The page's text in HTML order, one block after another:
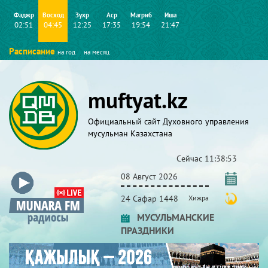
Фаджр
02:51
Восход
04:45
Зухр
12:25
Аср
17:35
Магриб
19:54
Иша
21:47
Расписание на год на месяц
muftyat.kz
Официальный сайт Духовного управления
мусульман Казахстана
Сейчас 11:38:53
08 Август 2026
24 Сафар 1448 Хижра
МУСУЛЬМАНСКИЕ
ПРАЗДНИКИ